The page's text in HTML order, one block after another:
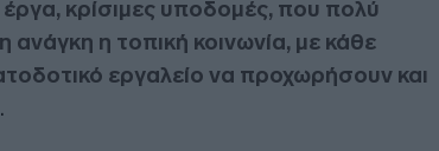
κρίσιμες υποδομές, που πολύ
η τοπική κοινωνία, με κάθε
εργαλείο να προχωρήσουν και
.